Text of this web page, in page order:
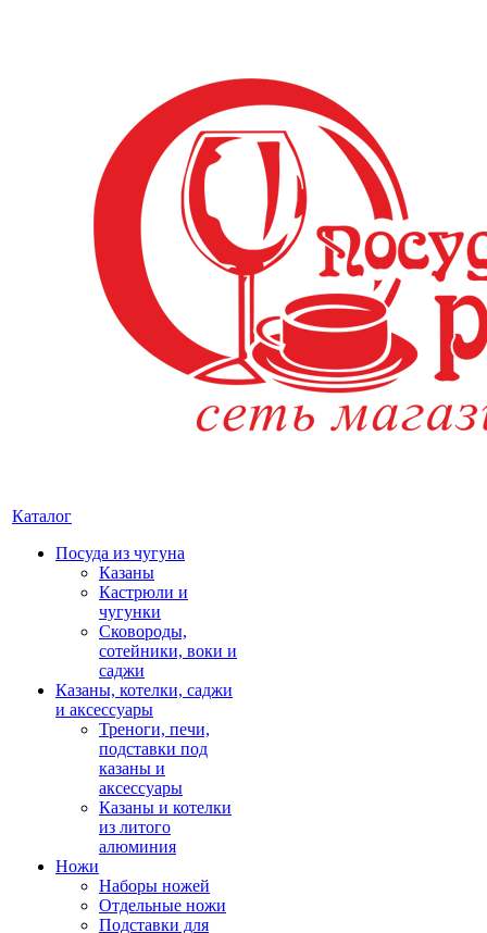
Каталог
Посуда из чугуна
Казаны
Кастрюли и
чугунки
Сковороды,
сотейники, воки и
саджи
Казаны, котелки, саджи
и аксессуары
Треноги, печи,
подставки под
казаны и
аксессуары
Казаны и котелки
из литого
алюминия
Ножи
Наборы ножей
Отдельные ножи
Подставки для